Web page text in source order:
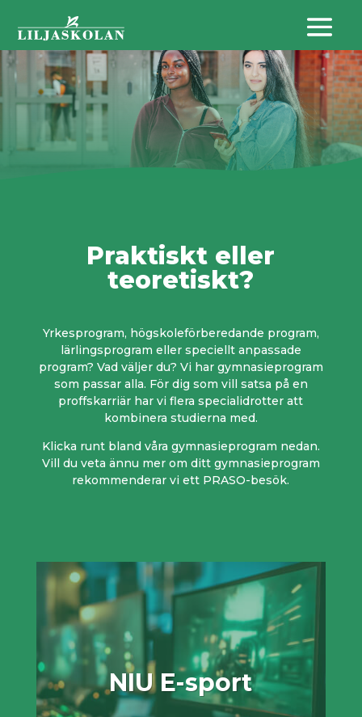
Praktiskt eller
teoretiskt?
Yrkesprogram, högskoleförberedande program,
lärlingsprogram eller speciellt anpassade
program? Vad väljer du? Vi har gymnasieprogram
som passar alla. För dig som vill satsa på en
proffskarriär har vi flera specialidrotter att
kombinera studierna med.
Klicka runt bland våra gymnasieprogram nedan.
Vill du veta ännu mer om ditt gymnasieprogram
rekommenderar vi ett PRASO-besök.
NIU E-sport